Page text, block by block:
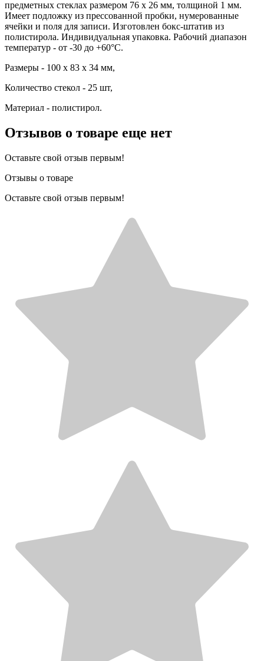
предметных стеклах размером 76 х 26 мм, толщиной 1 мм.
Имеет подложку из прессованной пробки, нумерованные
ячейки и поля для записи. Изготовлен бокс-штатив из
полистирола. Индивидуальная упаковка. Рабочий диапазон
температур - от -30 до +60°С.
Размеры - 100 x 83 x 34 мм,
Количество стекол - 25 шт,
Материал - полистирол.
Отзывов о товаре еще нет
Оставьте свой отзыв первым!
Отзывы о товаре
Оставьте свой отзыв первым!